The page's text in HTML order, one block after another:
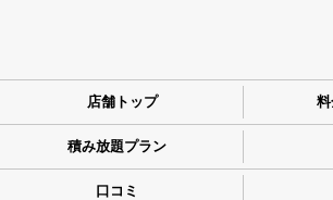
店舗トップ
積み放題プラン
口コミ